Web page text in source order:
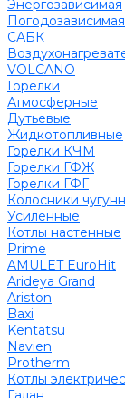
Энергозависимая
Погодозависимая
САБК
VOLCANO
Горелки
Атмосферные
Дутьевые
Жидкотопливные
Горелки КЧМ
Горелки ГФЖ
Горелки ГФГ
Колосники
Усиленные
Котлы настенные
Prime
AMULET EuroHit
Arideya Grand
Ariston
Baxi
Kentatsu
Navien
Protherm
Котлы